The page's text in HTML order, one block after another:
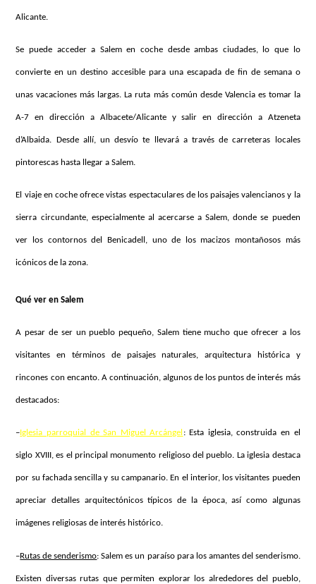
Alicante.
Se puede acceder a Salem en coche desde ambas ciudades, lo que lo
convierte en un destino accesible para una escapada de fin de semana o
unas vacaciones más largas. La ruta más común desde Valencia es tomar la
A-7 en dirección a Albacete/Alicante y salir en dirección a Atzeneta
d’Albaida. Desde allí, un desvío te llevará a través de carreteras locales
pintorescas hasta llegar a Salem.
El viaje en coche ofrece vistas espectaculares de los paisajes valencianos y la
sierra circundante, especialmente al acercarse a Salem, donde se pueden
ver los contornos del Benicadell, uno de los macizos montañosos más
icónicos de la zona.
Qué ver en Salem
A pesar de ser un pueblo pequeño, Salem tiene mucho que ofrecer a los
visitantes en términos de paisajes naturales, arquitectura histórica y
rincones con encanto. A continuación, algunos de los puntos de interés más
destacados:
– Iglesia parroquial de San Miguel Arcángel : Esta iglesia, construida en el
siglo XVIII, es el principal monumento religioso del pueblo. La iglesia destaca
por su fachada sencilla y su campanario. En el interior, los visitantes pueden
apreciar detalles arquitectónicos típicos de la época, así como algunas
imágenes religiosas de interés histórico.
–Rutas de senderismo: Salem es un paraíso para los amantes del senderismo.
Existen diversas rutas que permiten explorar los alrededores del pueblo,